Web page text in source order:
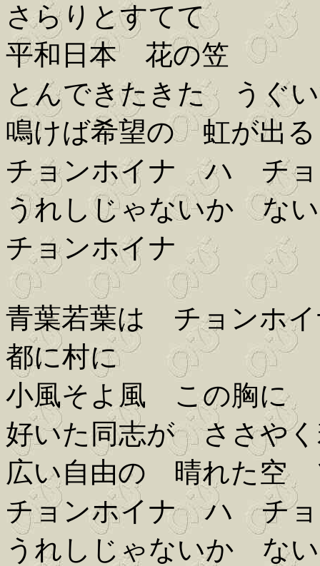
さらりとすてて
平和日本 花の笠
とんできたきた うぐ
鳴けば希望の 虹が出
チョンホイナ ハ チョ
うれしじゃないか な
チョンホイナ
青葉若葉は チョンホ
都に村に
小風そよ風 この胸に
好いた同志が ささや
広い自由の 晴れた空
チョンホイナ ハ チョ
うれしじゃないか な